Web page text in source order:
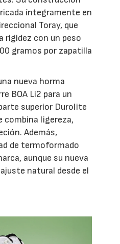
íntegramente en
Toray, que
rigidez con un peso
gramos por zapatilla
nueva horma
BOA Li2 para un
superior Durolite
combina ligereza,
Además,
de termoformado
aunque su nueva
natural desde el